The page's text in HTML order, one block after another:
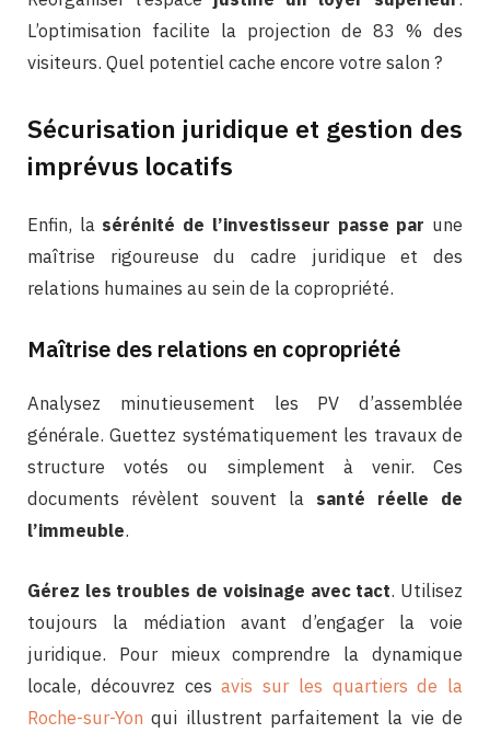
L’optimisation facilite la projection de 83 % des
visiteurs. Quel potentiel cache encore votre salon ?
Sécurisation juridique et gestion des
imprévus locatifs
Enfin, la sérénité de l’investisseur passe par une
maîtrise rigoureuse du cadre juridique et des
relations humaines au sein de la copropriété.
Maîtrise des relations en copropriété
Analysez minutieusement les PV d’assemblée
générale. Guettez systématiquement les travaux de
structure votés ou simplement à venir. Ces
documents révèlent souvent la santé réelle de
l’immeuble.
Gérez les troubles de voisinage avec tact. Utilisez
toujours la médiation avant d’engager la voie
juridique. Pour mieux comprendre la dynamique
locale, découvrez cesavis sur les quartiers de la
Roche-sur-Yon qui illustrent parfaitement la vie de